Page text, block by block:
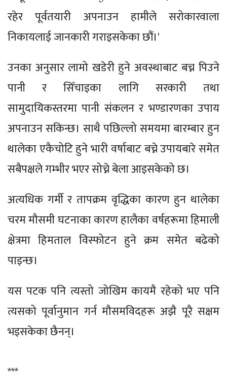
रहेर पूर्वतयारी अपनाउन हामीले सरोकारवाला
निकायलाई जानकारी गराइसकेका छौं।'
उनका अनुसार लामो खडेरी हुने अवस्थाबाट बच्न पिउने
पानी र सिँचाइका लागि सरकारी तथा
सामुदायिकस्तरमा पानी संकलन र भण्डारणका उपाय
अपनाउन सकिन्छ। साथै पछिल्लो समयमा बारम्बार हुन
थालेका एकैचोटि हुने भारी वर्षाबाट बच्ने उपायबारे समेत
सबैपक्षले गम्भीर भएर सोच्ने बेला आइसकेको छ।
अत्यधिक गर्मी र तापक्रम वृद्धिका कारण हुन थालेका
चरम मौसमी घटनाका कारण हालैका वर्षहरूमा हिमाली
क्षेत्रमा हिमताल विस्फोटन हुने क्रम समेत बढेको
पाइन्छ।
यस पटक पनि त्यस्तो जोखिम कायमै रहेको भए पनि
त्यसको पूर्वानुमान गर्न मौसमविदहरू अझै पूरै सक्षम
भइसकेका छैनन्।
***